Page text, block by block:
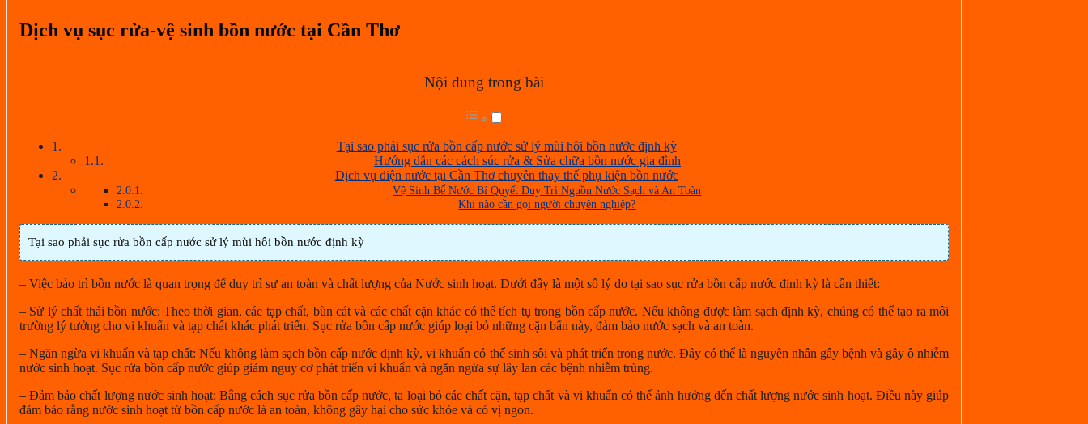
Dịch vụ sục rửa-vệ sinh bồn nước tại Cần Thơ
Nội dung trong bài
Tại sao phải sục rửa bồn cấp nước sử lý mùi hôi bồn nước định kỳ
Hướng dẫn các cách súc rửa & Sửa chữa bồn nước gia đình
Dịch vụ điện nước tại Cần Thơ chuyên thay thế phụ kiện bồn nước
Vệ Sinh Bể Nước Bí Quyết Duy Trì Nguồn Nước Sạch và An Toàn
Khi nào cần gọi người chuyên nghiệp?
Tại sao phải sục rửa bồn cấp nước sử lý mùi hôi bồn nước định kỳ
– Việc bảo trì bồn nước là quan trọng để duy trì sự an toàn và chất lượng của Nước sinh hoạt. Dưới đây là một số lý do tại sao sục rửa bồn cấp nước định kỳ là cần thiết:
– Sử lý chất thải bồn nước: Theo thời gian, các tạp chất, bùn cát và các chất cặn khác có thể tích tụ trong bồn cấp nước. Nếu không được làm sạch định kỳ, chúng có thể tạo ra môi
trường lý tưởng cho vi khuẩn và tạp chất khác phát triển. Sục rửa bồn cấp nước giúp loại bỏ những cặn bẩn này, đảm bảo nước sạch và an toàn.
– Ngăn ngừa vi khuẩn và tạp chất: Nếu không làm sạch bồn cấp nước định kỳ, vi khuẩn có thể sinh sôi và phát triển trong nước. Đây có thể là nguyên nhân gây bệnh và gây ô nhiễm
nước sinh hoạt. Sục rửa bồn cấp nước giúp giảm nguy cơ phát triển vi khuẩn và ngăn ngừa sự lây lan các bệnh nhiễm trùng.
– Đảm bảo chất lượng nước sinh hoạt: Bằng cách sục rửa bồn cấp nước, ta loại bỏ các chất cặn, tạp chất và vi khuẩn có thể ảnh hưởng đến chất lượng nước sinh hoạt. Điều này giúp
đảm bảo rằng nước sinh hoạt từ bồn cấp nước là an toàn, không gây hại cho sức khỏe và có vị ngon.